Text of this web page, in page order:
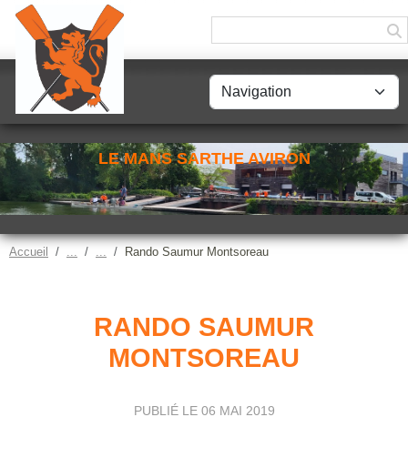
LE MANS SARTHE AVIRON
Accueil Rando Saumur Montsoreau
RANDO SAUMUR
MONTSOREAU
PUBLIÉ LE 06 MAI 2019
Panneau de gestion des cookies